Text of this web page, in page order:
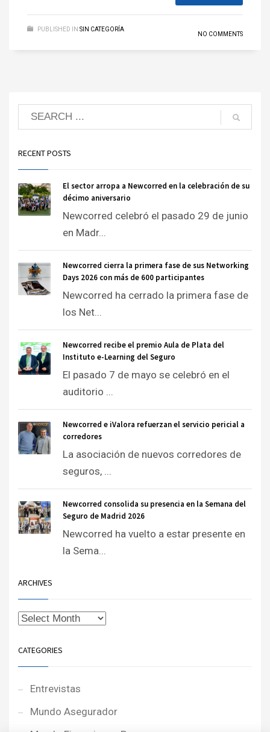
PUBLISHED IN SIN CATEGORÍA
NO COMMENTS
RECENT POSTS
El sector arropa a Newcorred en la celebración de su
décimo aniversario
Newcorred celebró el pasado 29 de junio
en Madr...
Newcorred cierra la primera fase de sus Networking
Days 2026 con más de 600 participantes
Newcorred ha cerrado la primera fase de
los Net...
Newcorred recibe el premio Aula de Plata del
Instituto e-Learning del Seguro
El pasado 7 de mayo se celebró en el
auditorio ...
Newcorred e iValora refuerzan el servicio pericial a
corredores
La asociación de nuevos corredores de
seguros, ...
Newcorred consolida su presencia en la Semana del
Seguro de Madrid 2026
Newcorred ha vuelto a estar presente en
la Sema...
ARCHIVES
CATEGORIES
Entrevistas
Mundo Asegurador